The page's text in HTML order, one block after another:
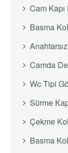
Cam
Basma
Camda
Wc Tipi
Sürme
Çekme
Basma